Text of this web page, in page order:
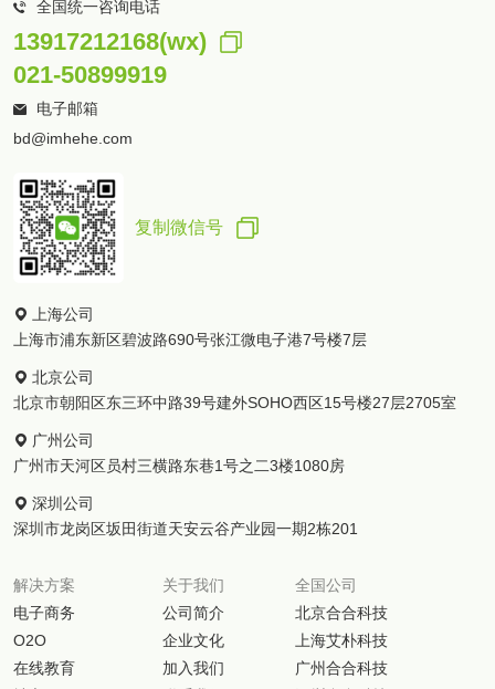
全国统一咨询电话
13917212168(wx)
021-50899919
电子邮箱
bd@imhehe.com
复制微信号
上海公司
上海市浦东新区碧波路690号张江微电子港7号楼7层
北京公司
北京市朝阳区东三环中路39号建外SOHO西区15号楼27层2705室
广州公司
广州市天河区员村三横路东巷1号之二3楼1080房
深圳公司
深圳市龙岗区坂田街道天安云谷产业园一期2栋201
解决方案
电子商务
O2O
在线教育
关于我们
公司简介
企业文化
加入我们
全国公司
北京合合科技
上海艾朴科技
广州合合科技